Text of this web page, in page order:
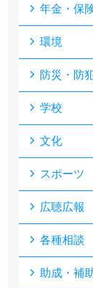
年金・保
環境
防災・防
学校
文化
スポーツ
広聴広報
各種相談
助成・補